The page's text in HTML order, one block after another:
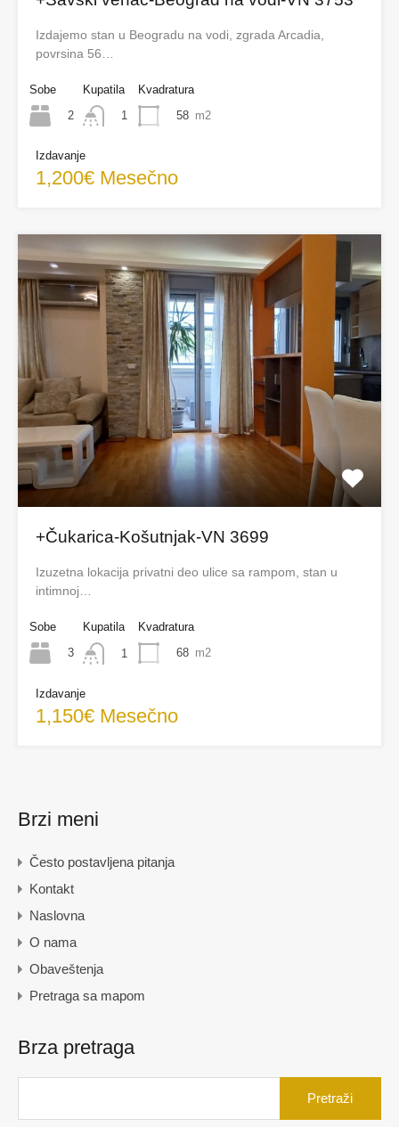
Izdajemo stan u Beogradu na vodi, zgrada Arcadia,
povrsina 56…
Sobe
2
Kupatila
1
Kvadratura
58 m2
Izdavanje
1,200€ Mesečno
+Čukarica-Košutnjak-VN 3699
Izuzetna lokacija privatni deo ulice sa rampom, stan u
intimnoj…
Sobe
3
Kupatila
1
Kvadratura
68 m2
Izdavanje
1,150€ Mesečno
Brzi meni
Često postavljena pitanja
Kontakt
Naslovna
O nama
Obaveštenja
Pretraga sa mapom
Brza pretraga